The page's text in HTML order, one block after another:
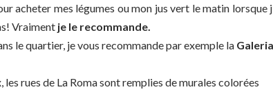
acheter mes légumes ou mon jus vert le matin lorsque
Vraiment je le recommande.
le quartier, je vous recommande par exemple la Galeria
les rues de La Roma sont remplies de murales colorées